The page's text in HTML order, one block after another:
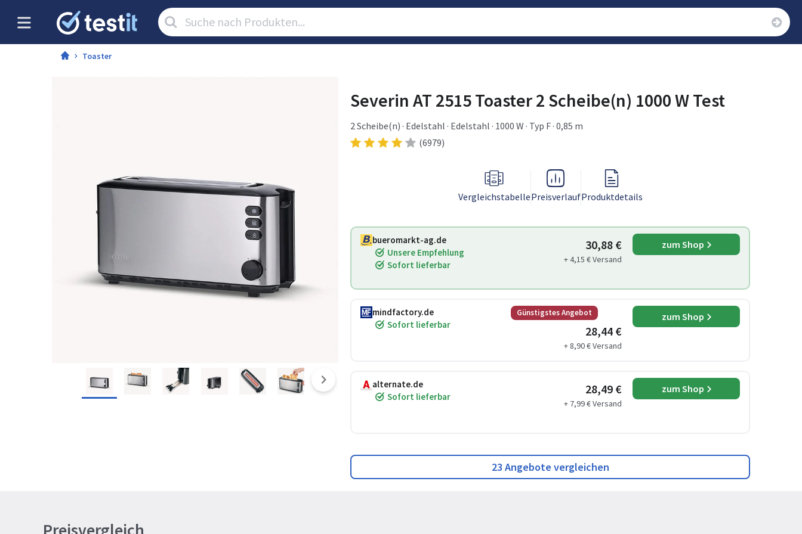
Artikel
suchen:
Toaster
Severin AT 2515 Toaster 2 Scheibe(n) 1000 W Test
2 Scheibe(n) · Edelstahl · Edelstahl · 1000 W · Typ F · 0,85 m
(6979)
VergleichstabellePreisverlaufProduktdetails
bueromarkt-ag.de
Unsere Empfehlung
Sofort lieferbar
30,88 €
+ 4,15 € Versand
zum Shop
mindfactory.de
Sofort lieferbar
Günstigstes Angebot
28,44 €
+ 8,90 € Versand
zum Shop
alternate.de
Sofort lieferbar
28,49 €
+ 7,99 € Versand
zum Shop
23 Angebote vergleichen